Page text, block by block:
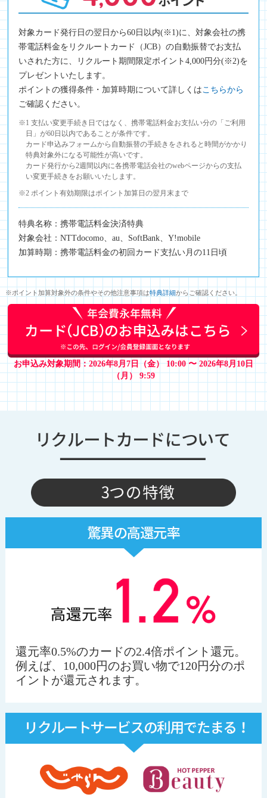
対象カード発行日の翌日から60日以内(※1)に、対象会社の携
帯電話料金をリクルートカード（JCB）の自動振替でお支払
いされた方に、リクルート期間限定ポイント4,000円分(※2)を
プレゼントいたします。
ポイントの獲得条件・加算時期について詳しくは こちらから
ご確認ください。
※1 支払い変更手続き日ではなく、携帯電話料金お支払い分の「ご利用
日」が60日以内であることが条件です。
カード申込みフォームから自動振替の手続きをされると時間がかかり
特典対象外になる可能性が高いです。
カード発行から2週間以内に各携帯電話会社のwebページからの支払
い変更手続きをお願いいたします。
※2 ポイント有効期限はポイント加算日の翌月末まで
特典名称：携帯電話料金決済特典
対象会社：NTTdocomo、au、SoftBank、Y!mobile
加算時期：携帯電話料金の初回カード支払い月の11日頃
※ポイント加算対象外の条件やその他注意事項は特典詳細からご確認ください。
お申込み対象期間：2026年8月7日（金） 10:00 〜 2026年8月10日
（月） 9:59
還元率0.5%のカードの2.4倍ポイント還元。
例えば、10,000円のお買い物で120円分のポ
イントが還元されます。